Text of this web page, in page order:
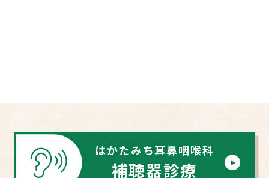
はかたみち耳鼻咽喉科
補聴器診療